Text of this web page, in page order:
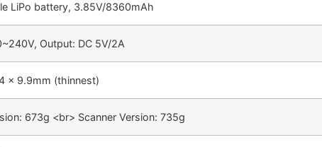
LiPo battery, 3.85V/8360mAh
Output: DC 5V/2A
x 9.9mm (thinnest)
673g <br> Scanner Version: 735g